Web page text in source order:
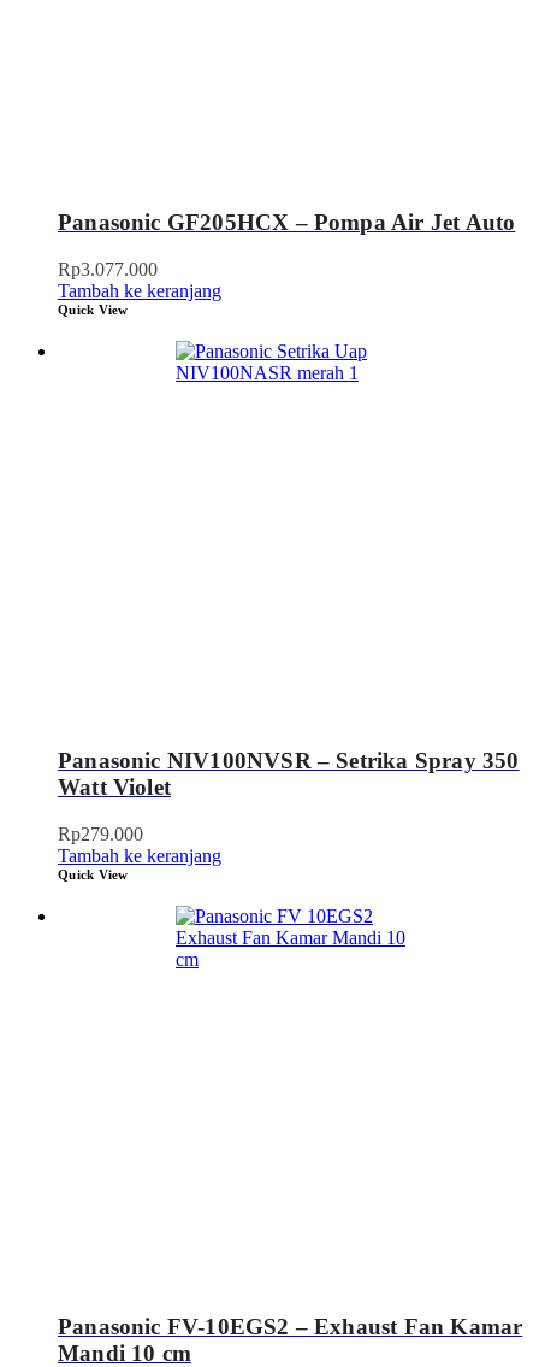
Panasonic GF205HCX – Pompa Air Jet Auto
Rp3.077.000
Tambah ke keranjang
Quick View
Panasonic NIV100NVSR – Setrika Spray 350
Watt Violet
Rp279.000
Tambah ke keranjang
Quick View
Panasonic FV-10EGS2 – Exhaust Fan Kamar
Mandi 10 cm